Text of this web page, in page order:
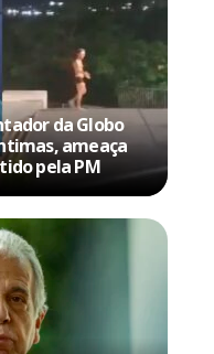
da Globo
ameaça
pela PM